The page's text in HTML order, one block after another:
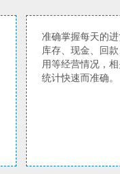
准确掌握每天的
库存、现金、回
用等经营情况，
统计快速而准确。